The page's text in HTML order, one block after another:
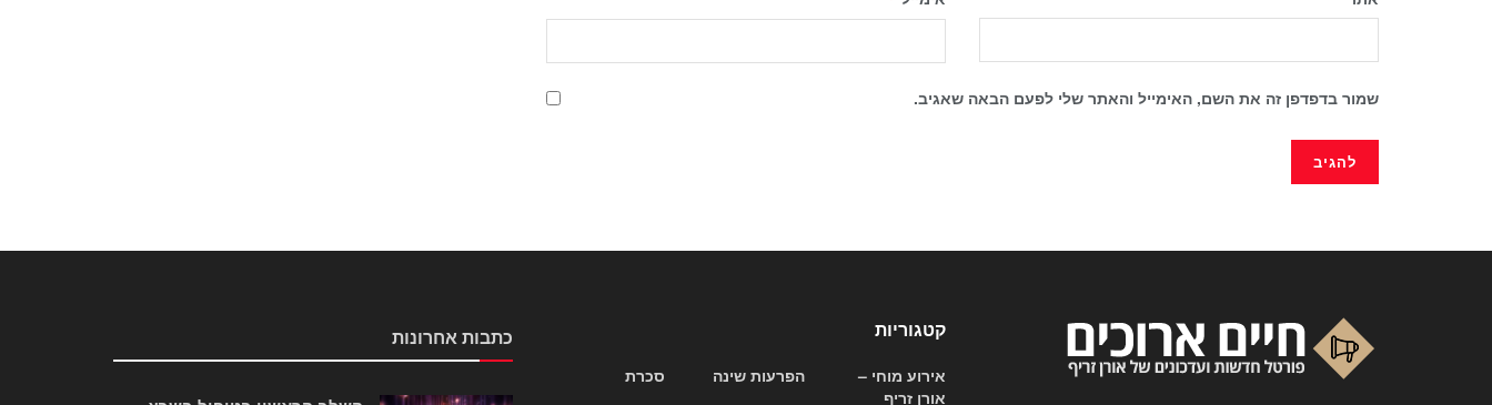
שמור בדפדפן זה את השם, האימייל והאתר שלי לפעם הבאה שאגיב.
קטגוריות
אירוע מוחי –
אורן זריף
הפרעות שינה
סכרת
כתבות אחרונות